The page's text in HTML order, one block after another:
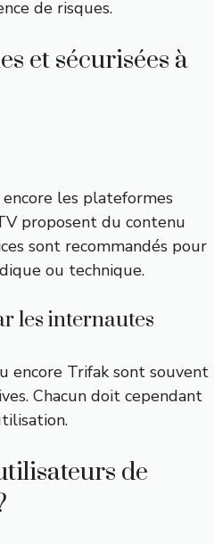
de risques.
et sécurisées à
les plateformes
proposent du contenu
sont recommandés pour
ou technique.
les internautes
encore Trifak sont souvent
Chacun doit cependant
de